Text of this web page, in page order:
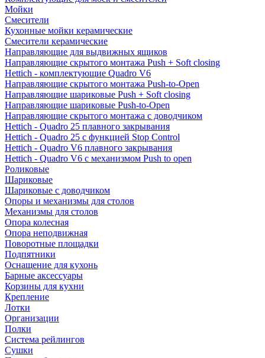
Мойки
Смесители
Кухонные мойки керамические
Смесители керамические
Направляющие для выдвижных ящиков
Направляющие скрытого монтажа Push + Soft closing
Hettich - комплектующие Quadro V6
Направляющие скрытого монтажа Push-to-Open
Направляющие шариковые Push + Soft closing
Направляющие шариковые Push-to-Open
Направляющие скрытого монтажа с доводчиком
Hettich - Quadro 25 плавного закрывания
Hettich - Quadro 25 с функцией Stop Control
Hettich - Quadro V6 плавного закрывания
Hettich - Quadro V6 с механизмом Push to open
Роликовые
Шариковые
Шариковые с доводчиком
Опоры и механизмы для столов
Механизмы для столов
Опора колесная
Опора неподвижная
Поворотные площадки
Подпятники
Оснащение для кухонь
Барные аксессуары
Корзины для кухни
Крепление
Лотки
Организации
Полки
Система рейлингов
Сушки